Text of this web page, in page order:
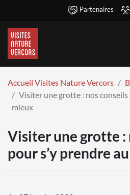
Partenaires
Accueil Visites Nature Vercors
Visiter une grotte : nos conseils
mieux
Visiter une grotte :
pour s’y prendre